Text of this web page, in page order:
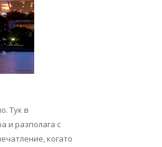
Тук в
и разполага с
когато